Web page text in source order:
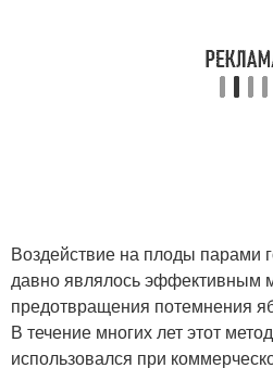
Воздействие на плоды парами
давно являлось эффективным
предотвращения потемнения
В течение многих лет этот
использовался при